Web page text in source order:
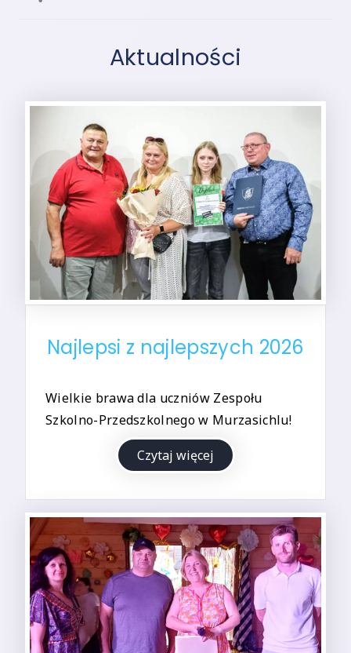
Aktualności
Najlepsi z najlepszych 2026
Wielkie brawa dla uczniów Zespołu
Szkolno-Przedszkolnego w Murzasichlu!
Czytaj więcej